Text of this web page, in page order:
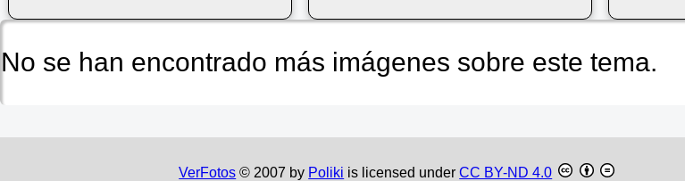
No se han encontrado más imágenes sobre este tema.
VerFotos © 2007 by Poliki is licensed underCC BY-ND 4.0